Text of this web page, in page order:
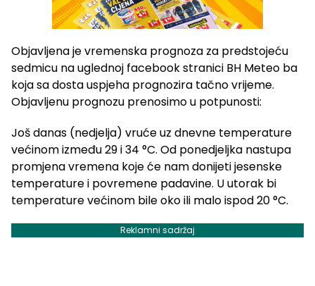
Objavljena je vremenska prognoza za predstojeću
sedmicu na uglednoj facebook stranici BH Meteo ba
koja sa dosta uspjeha prognozira tačno vrijeme.
Objavljenu prognozu prenosimo u potpunosti:
Još danas (nedjelja) vruće uz dnevne temperature
većinom između 29 i 34 °C. Od ponedjeljka nastupa
promjena vremena koje će nam donijeti jesenske
temperature i povremene padavine. U utorak bi
temperature većinom bile oko ili malo ispod 20 °C.
Reklamni sadržaj